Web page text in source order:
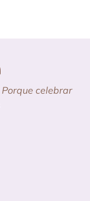
Porque celebrar